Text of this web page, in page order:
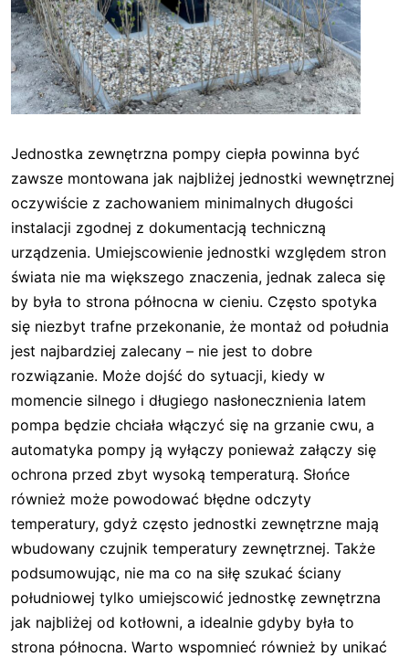
Jednostka zewnętrzna pompy ciepła powinna być
zawsze montowana jak najbliżej jednostki wewnętrznej
oczywiście z zachowaniem minimalnych długości
instalacji zgodnej z dokumentacją techniczną
urządzenia. Umiejscowienie jednostki względem stron
świata nie ma większego znaczenia, jednak zaleca się
by była to strona północna w cieniu. Często spotyka
się niezbyt trafne przekonanie, że montaż od południa
jest najbardziej zalecany – nie jest to dobre
rozwiązanie. Może dojść do sytuacji, kiedy w
momencie silnego i długiego nasłonecznienia latem
pompa będzie chciała włączyć się na grzanie cwu, a
automatyka pompy ją wyłączy ponieważ załączy się
ochrona przed zbyt wysoką temperaturą. Słońce
również może powodować błędne odczyty
temperatury, gdyż często jednostki zewnętrzne mają
wbudowany czujnik temperatury zewnętrznej. Także
podsumowując, nie ma co na siłę szukać ściany
południowej tylko umiejscowić jednostkę zewnętrzna
jak najbliżej od kotłowni, a idealnie gdyby była to
strona północna. Warto wspomnieć również by unikać